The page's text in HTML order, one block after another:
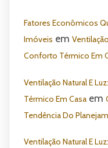
Fatores Econômicos
Imóveis em
Conforto Térmico Em
Ventilação Natural E
Térmico Em Casa em
Tendência Do
Ventilação Natural E